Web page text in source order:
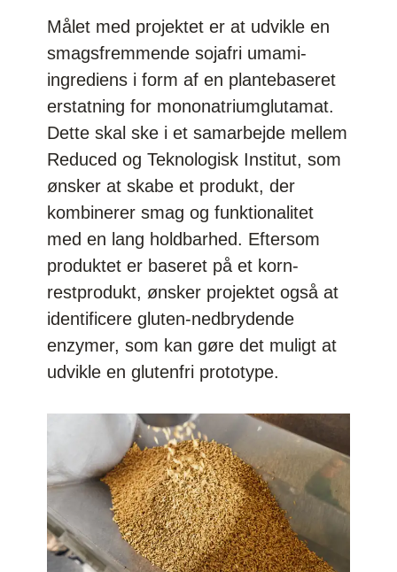
Målet med projektet er at udvikle en
smagsfremmende sojafri umami-
ingrediens i form af en plantebaseret
erstatning for mononatriumglutamat.
Dette skal ske i et samarbejde mellem
Reduced og Teknologisk Institut, som
ønsker at skabe et produkt, der
kombinerer smag og funktionalitet
med en lang holdbarhed. Eftersom
produktet er baseret på et korn-
restprodukt, ønsker projektet også at
identificere gluten-nedbrydende
enzymer, som kan gøre det muligt at
udvikle en glutenfri prototype.